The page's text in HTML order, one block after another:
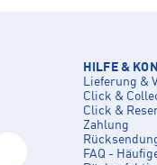
HILFE &
Lieferung &
Click &
Click &
Zahlung
FAQ -